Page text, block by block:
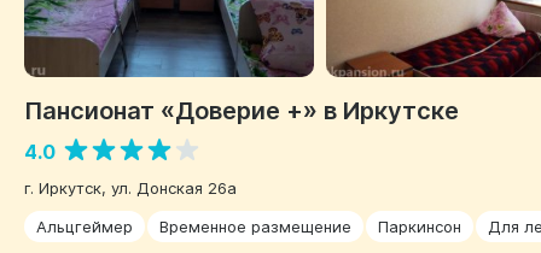
Пансионат «Доверие +» в Иркутске
4.0
г. Иркутск, ул. Донская 26а
Альцгеймер
Временное размещение Паркинсон Для